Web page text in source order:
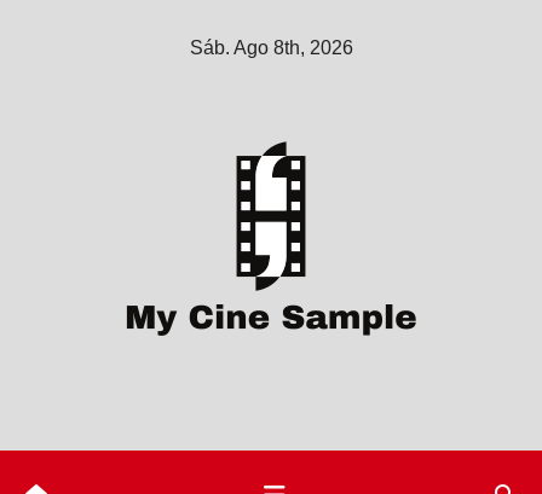
Sáb. Ago 8th, 2026